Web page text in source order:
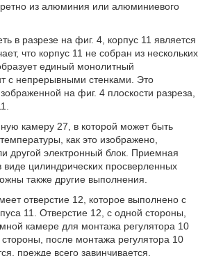
из алюминия или алюминиевого
в разрезе на фиг. 4, корпус 11 является
что корпус 11 не собран из нескольких
единый монолитный
с непрерывными стенками. Это
на фиг. 4 плоскости разреза,
камеру 27, в которой может быть
как это изображено,
другой электронный блок. Приемная
цилиндрических просверленных
также другие выполнения.
отверстие 12, которое выполнено с
11. Отверстие 12, с одной стороны,
камере для монтажа регулятора 10
после монтажа регулятора 10
прежде всего завинчивается,